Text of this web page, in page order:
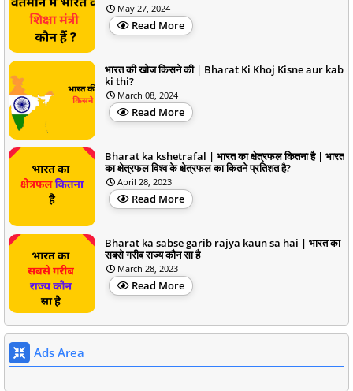
May 27, 2024
Read More
भारत की खोज किसने की | Bharat Ki Khoj Kisne aur kab
ki thi?
March 08, 2024
Read More
Bharat ka kshetrafal | भारत का क्षेत्रफल कितना है | भारत
का क्षेत्रफल विश्व के क्षेत्रफल का कितने प्रतिशत है?
April 28, 2023
Read More
Bharat ka sabse garib rajya kaun sa hai | भारत का
सबसे गरीब राज्य कौन सा है
March 28, 2023
Read More
Ads Area